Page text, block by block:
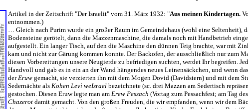
Artikel in der Zeitschrift "Der Israelit" vom 31. März 1932: "Aus meinen Kindertagen.
entnommen.)
… Gleich nach Purim wurde ein großer Raum im Gemeindehaus (wohl eine Seltenheit),
Bodensteine gerötelt, dann die Mazzenmaschine, die damals noch mit Handbetrieb
aufgestellt. Ein langer Tisch, auf den die Maschine den dünnen Teig brachte, war mit
kam und nicht zur Gärung kommen konnte. Der Backofen, der ausschließlich nur zum
diesen Vorbereitungen unsere Neugierde zu befriedigen suchten, werdet Ihr begreifen.
Handvoll und gab es in ein an der Wand hängendes neues Leinensäckchen, und wenn
derEruw gemacht, sie verzierten ihn mit dem Mogen Dovid (Davidstern) und mit dem
Sedernächte als Kohen Levi weIsrael bezeichnete (sc. drei Mazzen am Sedertisch
gestochen. Diesen Eruw legte man am Erew Pessach (Vortag zum Pessachfest; am Tag
Chazerot damit gemacht. Von den großen Freuden, die wir empfanden, wenn wir dem